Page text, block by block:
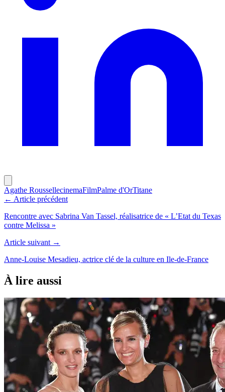
Agathe RoussellecinemaFilmPalme d'OrTitane
← Article précédent
Rencontre avec Sabrina Van Tassel, réalisatrice de « L’Etat du Texas
contre Melissa »
Article suivant →
Anne-Louise Mesadieu, actrice clé de la culture en Ile-de-France
À lire aussi